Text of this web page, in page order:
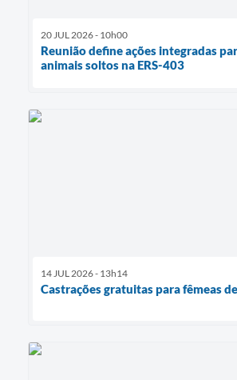
20 JUL 2026 - 10h00
Reunião define ações integradas
animais soltos na ERS-403
14 JUL 2026 - 13h14
Castrações gratuitas para fêmeas